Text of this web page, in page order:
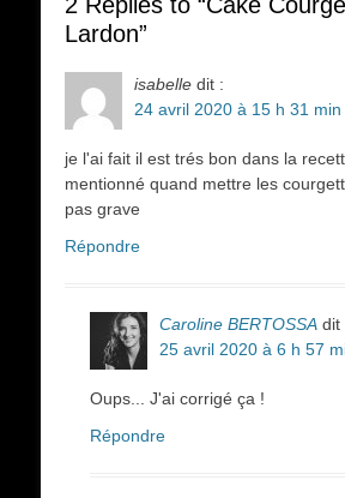
Lardon”
isabelle dit :
24 avril 2020 à 15 h 31 min
je l'ai fait il est trés bon dans la
mentionné quand mettre les
pas grave
Répondre
Caroline BERTOSSA dit
25 avril 2020 à 6 h 57
Oups... J'ai corrigé ça !
Répondre